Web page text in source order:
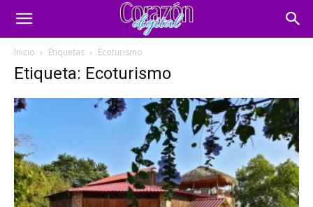
Inicio Etiquetas Ecoturismo
Etiqueta: Ecoturismo